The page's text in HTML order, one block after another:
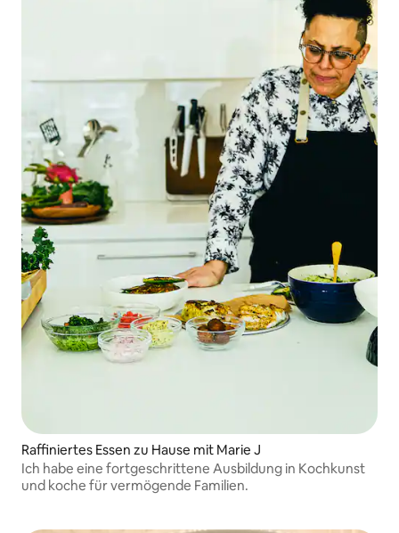
Raffiniertes Essen zu Hause mit Marie J
Ich habe eine fortgeschrittene Ausbildung in Kochkunst
und koche für vermögende Familien.